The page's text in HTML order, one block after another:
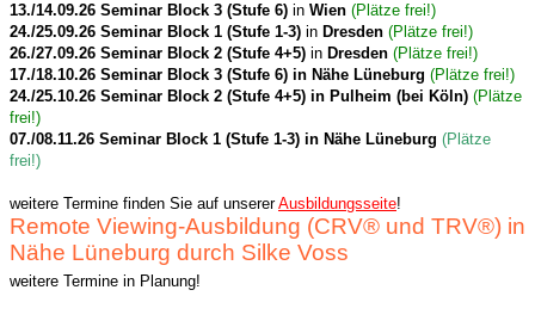
13./14.09.26 Seminar Block 3 (Stufe 6) in Wien (Plätze frei!)
24./25.09.26 Seminar Block 1 (Stufe 1-3) in Dresden (Plätze frei!)
26./27.09.26 Seminar Block 2 (Stufe 4+5) in Dresden (Plätze frei!)
17./18.10.26 Seminar Block 3 (Stufe 6) in Nähe Lüneburg (Plätze frei!)
24./25.10.26 Seminar Block 2 (Stufe 4+5) in Pulheim (bei Köln) (Plätze
frei!)
07./08.11.26 Seminar Block 1 (Stufe 1-3) in Nähe Lüneburg (Plätze
frei!)
weitere Termine finden Sie auf unsererAusbildungsseite!
Remote Viewing-Ausbildung (CRV® und TRV®) in
Nähe Lüneburg durch Silke Voss
weitere Termine in Planung!